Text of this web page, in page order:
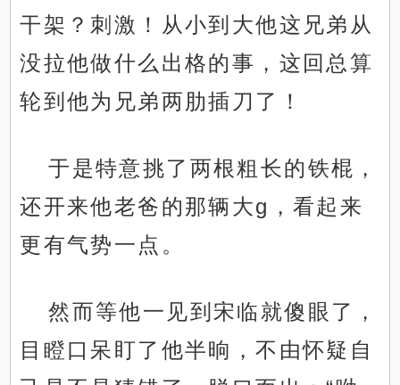
干架？刺激！从小到大他这兄弟从
没拉他做什么出格的事，这回总算
轮到他为兄弟两肋插刀了！
于是特意挑了两根粗长的铁棍，
还开来他老爸的那辆大g，看起来
更有气势一点。
然而等他一见到宋临就傻眼了，
目瞪口呆盯了他半晌，不由怀疑自